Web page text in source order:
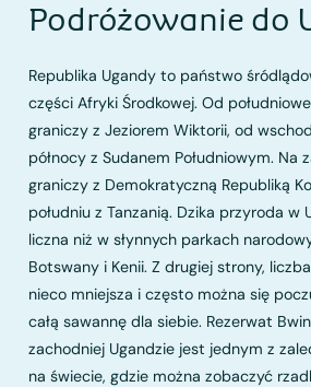
Podróżowanie do
Republika Ugandy to państwo
części Afryki Środkowej. Od
graniczy z Jeziorem Wiktorii, od
północy z Sudanem Południowym. Na
graniczy z Demokratyczną Republiką
południu z Tanzanią. Dzika przyroda w
liczna niż w słynnych parkach
Botswany i Kenii. Z drugiej strony,
nieco mniejsza i często można się
całą sawannę dla siebie. Rezerwat
zachodniej Ugandzie jest jednym z
na świecie, gdzie można zobaczyć